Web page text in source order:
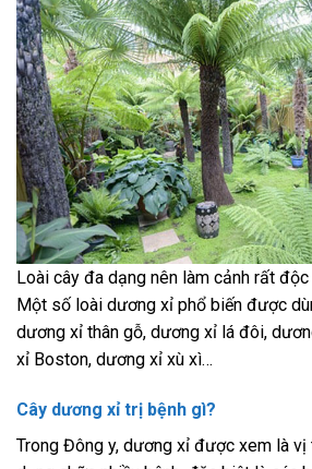
Loài cây đa dạng nên làm cảnh rất
Một số loài dương xỉ phổ biến được
dương xỉ thân gỗ, dương xỉ lá đôi,
xỉ Boston, dương xỉ xù xì…
Cây dương xỉ trị bệnh gì?
Trong Đông y, dương xỉ được xem là vị